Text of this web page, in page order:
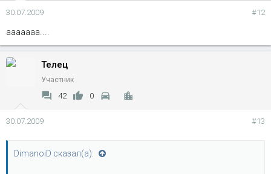
30.07.2009 #12
ааааааа....
Телец
Участник
42 0
30.07.2009 #13
DimanoiD сказал(а):